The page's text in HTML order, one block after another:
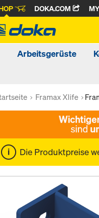
DOKA.COM
Arbeitsgerüste
Framax Xlife
Die Produktpreise